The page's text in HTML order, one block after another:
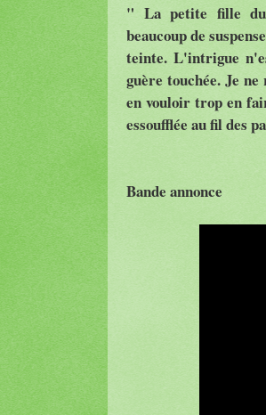
" La petite fille du
beaucoup de
teinte. L'intrigue
guère touchée. Je
en vouloir trop en
essoufflée au fil des
Bande annonce